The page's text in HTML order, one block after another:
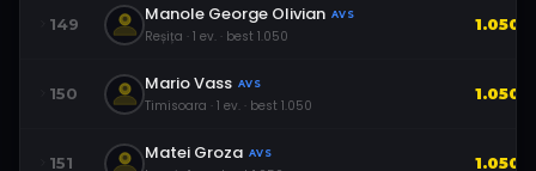
149 Manole George Olivian AVS
Reșița · 1 ev. · best 1.050
1.050
150 Mario Vass AVS
Timisoara · 1 ev. · best 1.050
1.050
151 Matei Groza AVS 1.050